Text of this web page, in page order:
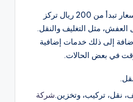
الخدمات الاقتصادية التي نوفرها بأسعار تبدأ من 200 ريال تركز
العفش، مثل التغليف والنقل.
إلى ذلك خدمات إضافية
في بعض الحالات.
نقل، تركيب، وتخزين. شركة